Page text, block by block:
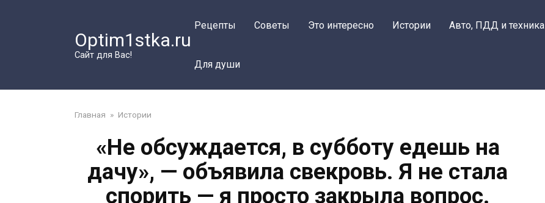
Optim1stka.ru
Сайт для Вас!
Рецепты Советы Это интересно Истории Авто, ПДД и техника
Для души
Главная » Истории
«Не обсуждается, в субботу едешь на
дачу», — объявила свекровь. Я не стала
спорить — я просто закрыла вопрос.